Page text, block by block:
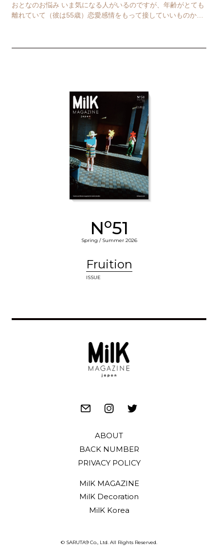
おとなのお悩み いま気になる人がいるのですが、年齢がとても
離れていて（彼は55歳）恋愛感情をもって接していいものか迷
No51
Spring / Summer 2026
Fruition
ISSUE
ABOUT
BACK NUMBER
PRIVACY POLICY
MilK MAGAZINE
MilK Decoration
MilK Korea
© SARUTA9 Co., Ltd. All Rights Reserved.